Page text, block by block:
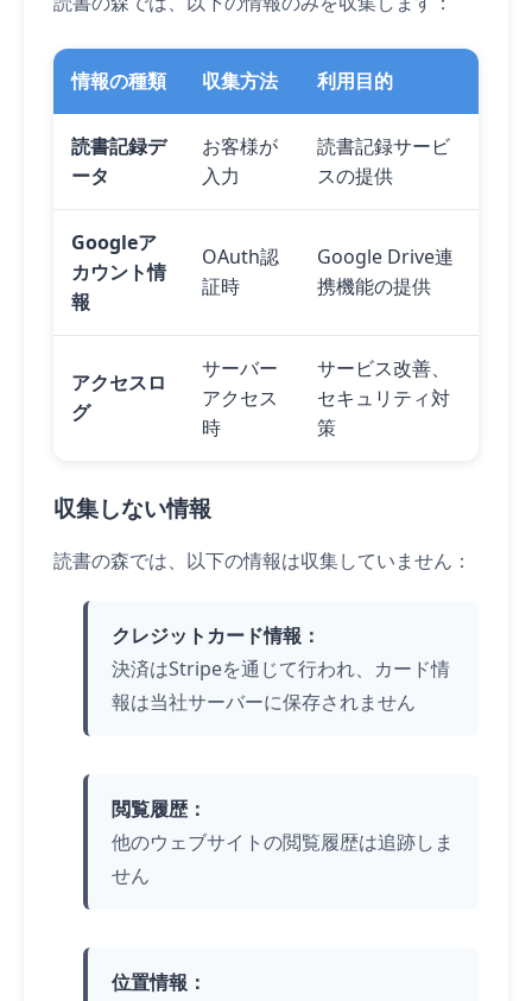
情報の種類 収集方法 利用目的
読書記録デ
ータ
お客様が
入力
読書記録サービ
スの提供
Googleア
カウント情
報
OAuth認
証時
Google Drive連
携機能の提供
アクセスロ
グ
サーバー
アクセス
時
サービス改善、
セキュリティ対
策
収集しない情報
読書の森では、以下の情報は収集していません：
クレジットカード情報：
決済はStripeを通じて行われ、カード情
報は当社サーバーに保存されません
閲覧履歴：
他のウェブサイトの閲覧履歴は追跡しま
せん
位置情報：